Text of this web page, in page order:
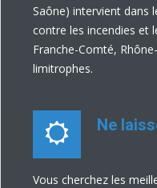
Saône) intervient dans
contre les incendies et
Franche-Comté,
limitrophes.
Ne
Vous cherchez les